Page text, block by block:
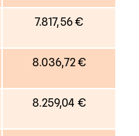
7.817,56 €
8.036,72 €
8.259,04 €